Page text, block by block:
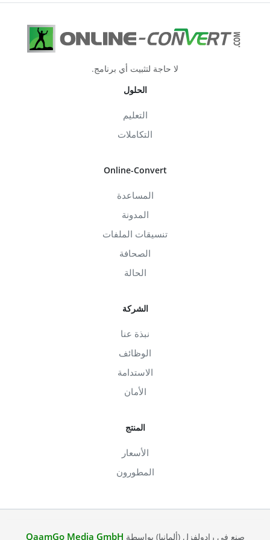
لا حاجة لتثبيت أي برنامج.
الحلول
التعليم
التكاملات
Online-Convert
المساعدة
المدونة
تنسيقات الملفات
الصحافة
الحالة
الشركة
نبذة عنا
الوظائف
الاستدامة
الأمان
المنتج
الأسعار
المطورون
صنع في رادولفزل (ألمانيا) بواسطة QaamGo Media GmbH